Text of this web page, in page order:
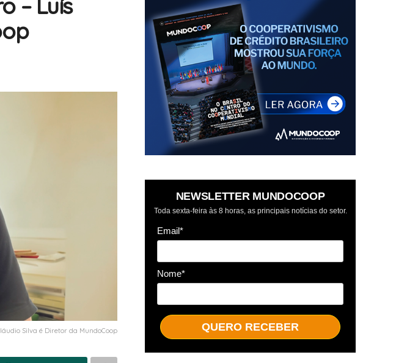
– Luís
Silva é Diretor da MundoCoop
NEWSLETTER MUNDOCOOP
Toda sexta-feira às 8 horas, as principais notícias do setor.
Email*
Nome*
QUERO RECEBER